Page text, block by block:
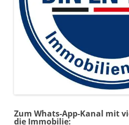
Zum Whats-App-Kanal mit
die Immobilie: